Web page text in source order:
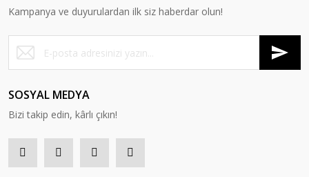
Kampanya ve duyurulardan ilk siz haberdar olun!
SOSYAL MEDYA
Bizi takip edin, kârlı çıkın!